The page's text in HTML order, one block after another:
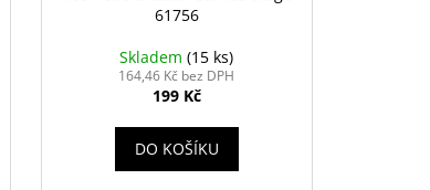
61756
Skladem(15 ks)
164,46 Kč bez DPH
199 Kč
DO KOŠÍKU